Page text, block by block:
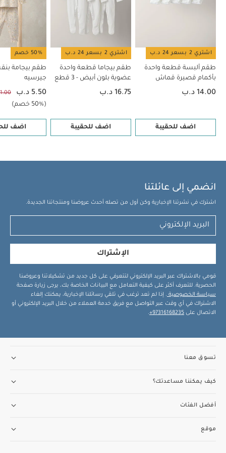
اشتري 2 بسعر 24 د.ب
طقم ألبسة قطعة واحدة
بأكمام قصيرة قماش
عضوي بلون أبيض - 5 قطع
14.00 د.ب
اضف للحقيبة
اشتري 2 بسعر 24 د.ب
طقم بيجاما قطعة واحدة
عضوية بلون أبيض - 3 قطع
16.75 د.ب
اضف للحقيبة
50% خصم
طقم بيجامة
جيرسيه
5.50 د.ب 11.00
(50% خصم)
اضف
انضمي إلى عائلتنا
اشترك في نشرتنا الإخبارية وكن أول من تصله أحدث عروضنا ومنتجاتنا الجديدة.
الإشتراك
قومي بالاشتراك عبر البريد الإلكتروني لتتعرفي على كل جديد من تشكيلاتنا وعروضنا
الحصرية. للتعرف أكثر على كيفية التعامل مع البيانات الخاصة بك، يرجى زيارة صفحة
سياسة الخصوصية . إذا لم تعد ترغب في تلقي رسائلنا الإخبارية، يمكنك إلغاء
الاشتراك في أي وقت عبر التواصل مع فريق خدمة العملاء من خلال البريد الإلكتروني أو
الاتصال على 97316168235+
.
تسوق معنا
كيف يمكننا مساعدتك؟
أفضل الفئات
موقع